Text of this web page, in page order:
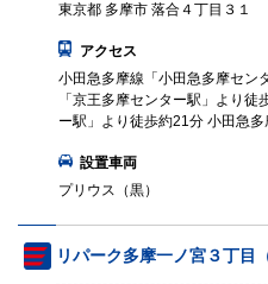
東京都 多摩市 落合４丁目３１
アクセス
小田急多摩線「小田急多摩セン
「京王多摩センター駅」より
ー駅」より徒歩約21分 小田急
設置車両
プリウス（黒）
リパーク多摩一ノ宮３丁目